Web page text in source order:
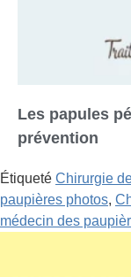
Les papules
prévention
Étiqueté Chirurgie
paupières photos,
médecin des